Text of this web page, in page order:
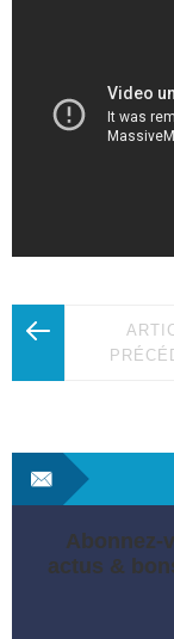
Abonnez-
actus &